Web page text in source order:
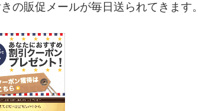
の販促メールが毎日送られてきます。